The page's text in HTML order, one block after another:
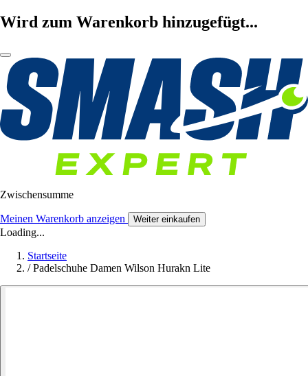
Wird zum Warenkorb hinzugefügt...
Zwischensumme
Meinen Warenkorb anzeigen Weiter einkaufen
Loading...
Startseite
/ Padelschuhe Damen Wilson Hurakn Lite